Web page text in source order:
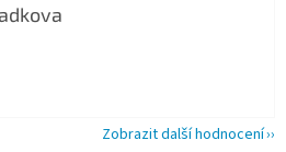
je 5 z 5 hvězdiček.
Zobrazit další hodnocení